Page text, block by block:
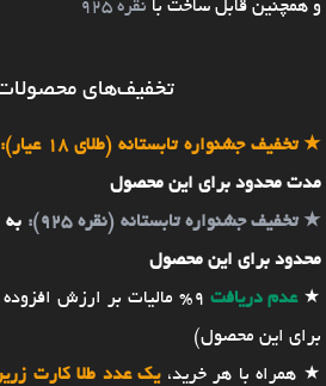
و همچنین قابل ساخت با نقره 925
تخفیف‌های
★تخفیف جشنواره تابستانه (طلای 18 عیار):
مدت محدود برای این محصول
★تخفیف جشنواره تابستانه (نقره 925): به
محدود برای این محصول
★عدم دریافت 9% مالیات بر ارزش افزوده (به مبلغ
برای این محصول)
★ همراه با هر خرید،یک عدد طلا کارت زرین با